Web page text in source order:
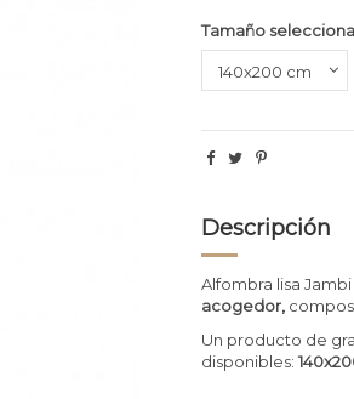
Tamaño
Descripción
Alfombra lisa
acogedor,
Un producto de
disponibles: